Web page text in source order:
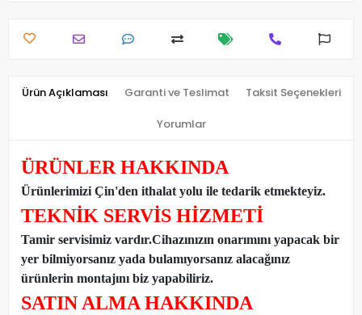
Ürün Açıklaması Garanti ve Teslimat Taksit Seçenekleri
Yorumlar
ÜRÜNLER HAKKINDA
Ürünlerimizi Çin'den ithalat yolu ile tedarik etmekteyiz.
TEKNİK SERVİS HİZMETİ
Tamir servisimiz vardır.Cihazınızın onarımını yapacak bir
yer bilmiyorsanız yada bulamıyorsanız alacağınız
ürünlerin montajını biz yapabiliriz.
SATIN ALMA HAKKINDA